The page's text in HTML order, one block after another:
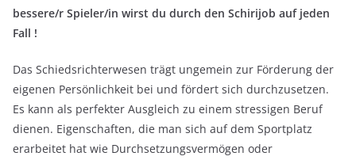
bessere/r Spieler/in wirst du durch den Schirijob auf jeden
Fall !
Das Schiedsrichterwesen trägt ungemein zur Förderung der
eigenen Persönlichkeit bei und fördert sich durchzusetzen.
Es kann als perfekter Ausgleich zu einem stressigen Beruf
dienen. Eigenschaften, die man sich auf dem Sportplatz
erarbeitet hat wie Durchsetzungsvermögen oder